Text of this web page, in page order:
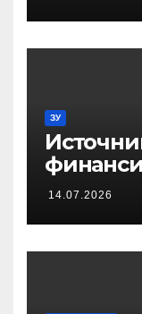
ЗУ
от
14.07.2026